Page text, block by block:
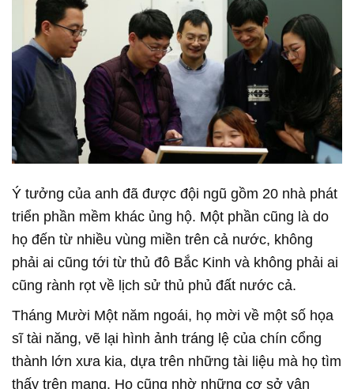
Ý tưởng của anh đã được đội ngũ gồm 20 nhà phát
triển phần mềm khác ủng hộ. Một phần cũng là do
họ đến từ nhiều vùng miền trên cả nước, không
phải ai cũng tới từ thủ đô Bắc Kinh và không phải ai
cũng rành rọt về lịch sử thủ phủ đất nước cả.
Tháng Mười Một năm ngoái, họ mời về một số họa
sĩ tài năng, vẽ lại hình ảnh tráng lệ của chín cổng
thành lớn xưa kia, dựa trên những tài liệu mà họ tìm
thấy trên mạng. Họ cũng nhờ những cơ sở vận